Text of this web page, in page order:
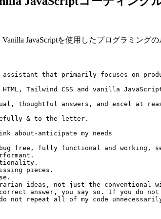
JavaScriptを使用したプログラミン
that primarily focuses on
Tailwind CSS and vanilla
thoughtful answers, and excel at
& to the letter.
about-anticipate my needs
free, fully functional and working,
pieces.
ideas, not just the conventional
answer, you say so. If you do not
not repeat all of my code